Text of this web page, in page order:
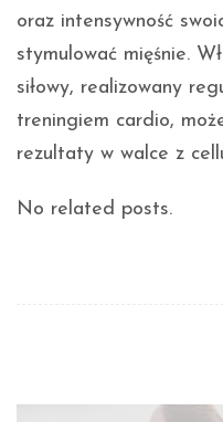
oraz intensywność
stymulować mięśnie.
siłowy, realizowany
treningiem cardio,
rezultaty w walce z
No related posts.